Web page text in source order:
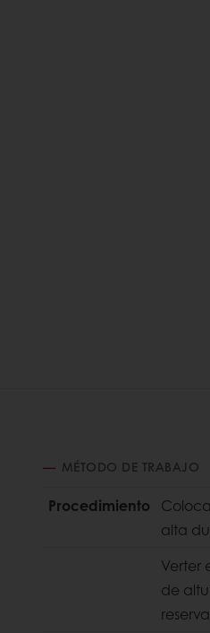
MÉTODO DE TRABAJO
Procedimiento
alta
Verter
de